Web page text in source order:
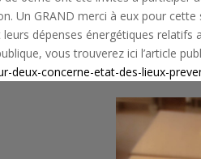
Un GRAND merci à eux pour
dépenses énergétiques
vous trouverez ici l’article
deux-concerne-etat-des-lieux-